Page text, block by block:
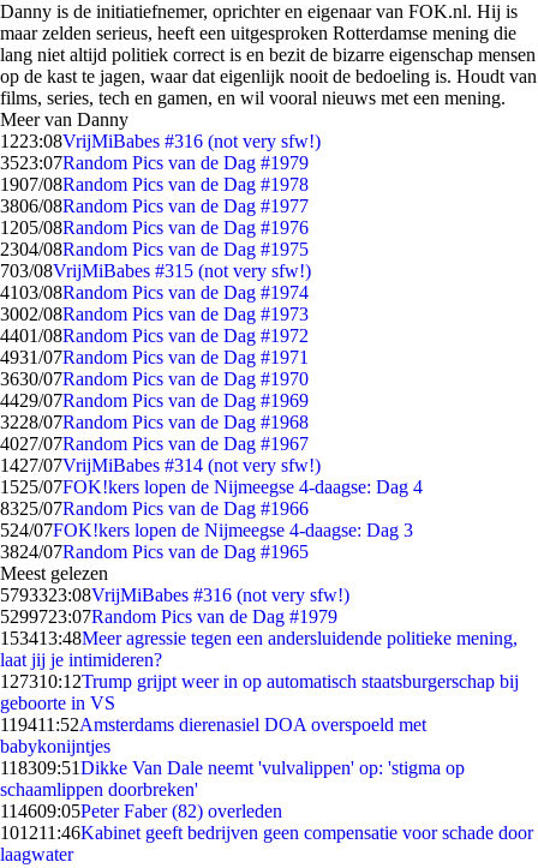
Danny is de initiatiefnemer, oprichter en eigenaar van FOK.nl. Hij is
maar zelden serieus, heeft een uitgesproken Rotterdamse mening die
lang niet altijd politiek correct is en bezit de bizarre eigenschap mensen
op de kast te jagen, waar dat eigenlijk nooit de bedoeling is. Houdt van
films, series, tech en gamen, en wil vooral nieuws met een mening.
Meer van Danny
1223:08VrijMiBabes #316 (not very sfw!)
3523:07Random Pics van de Dag #1979
1907/08Random Pics van de Dag #1978
3806/08Random Pics van de Dag #1977
1205/08Random Pics van de Dag #1976
2304/08Random Pics van de Dag #1975
703/08VrijMiBabes #315 (not very sfw!)
4103/08Random Pics van de Dag #1974
3002/08Random Pics van de Dag #1973
4401/08Random Pics van de Dag #1972
4931/07Random Pics van de Dag #1971
3630/07Random Pics van de Dag #1970
4429/07Random Pics van de Dag #1969
3228/07Random Pics van de Dag #1968
4027/07Random Pics van de Dag #1967
1427/07VrijMiBabes #314 (not very sfw!)
1525/07FOK!kers lopen de Nijmeegse 4-daagse: Dag 4
8325/07Random Pics van de Dag #1966
524/07FOK!kers lopen de Nijmeegse 4-daagse: Dag 3
3824/07Random Pics van de Dag #1965
Meest gelezen
5793323:08VrijMiBabes #316 (not very sfw!)
5299723:07Random Pics van de Dag #1979
153413:48Meer agressie tegen een andersluidende politieke mening,
laat jij je intimideren?
127310:12Trump grijpt weer in op automatisch staatsburgerschap bij
geboorte in VS
119411:52Amsterdams dierenasiel DOA overspoeld met
babykonijntjes
118309:51Dikke Van Dale neemt 'vulvalippen' op: 'stigma op
schaamlippen doorbreken'
114609:05Peter Faber (82) overleden
101211:46Kabinet geeft bedrijven geen compensatie voor schade door
laagwater